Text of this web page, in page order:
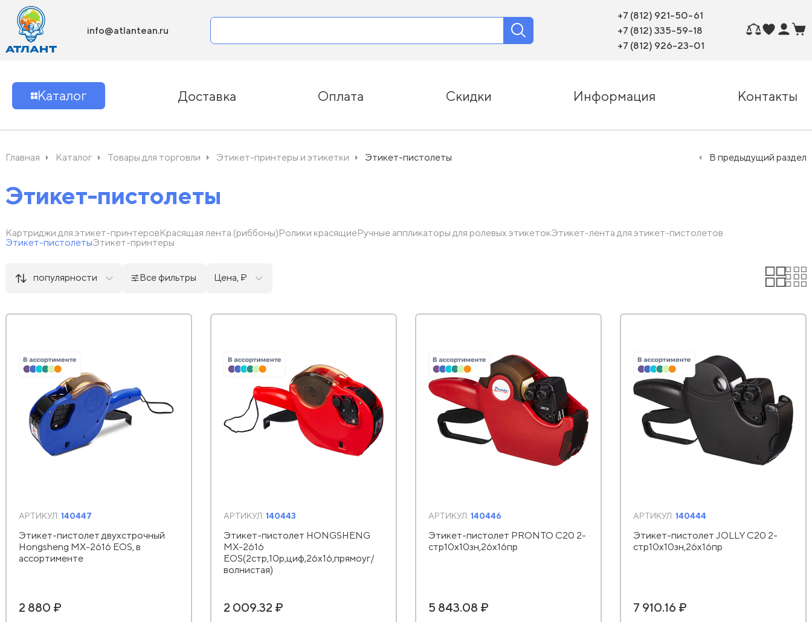
info@atlantean.ru
+7 (812) 921-50-61
+7 (812) 335-59-18
+7 (812) 926-23-01
Каталог Доставка Оплата Скидки Информация Контакты
Главная Каталог Товары для торговли Этикет-принтеры и этикетки Этикет-пистолеты В предыдущий раздел
Этикет-пистолеты
Картриджи для этикет-принтеровКрасящая лента (риббоны)Ролики красящиеРучные аппликаторы для ролевых этикетокЭтикет-лента для этикет-пистолетов
Этикет-пистолетыЭтикет-принтеры
популярности Все фильтры Цена, ₽
АРТИКУЛ: 140447
Этикет-пистолет двухстрочный
Hongsheng MX-2616 EOS, в
ассортименте
2 880 ₽
АРТИКУЛ: 140443
Этикет-пистолет HONGSHENG
MX-2616
EOS(2стр,10р,циф,26х16,прямоуг/
волнистая)
2 009.32 ₽
АРТИКУЛ: 140446
Этикет-пистолет PRONTO C20 2-
стр10х10зн,26х16пр
5 843.08 ₽
АРТИКУЛ: 140444
Этикет-пистолет JOLLY C20 2-
стр10х10зн,26х16пр
7 910.16 ₽